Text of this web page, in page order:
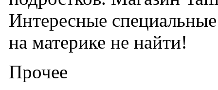
Интересные
на материке не найти!
Прочее